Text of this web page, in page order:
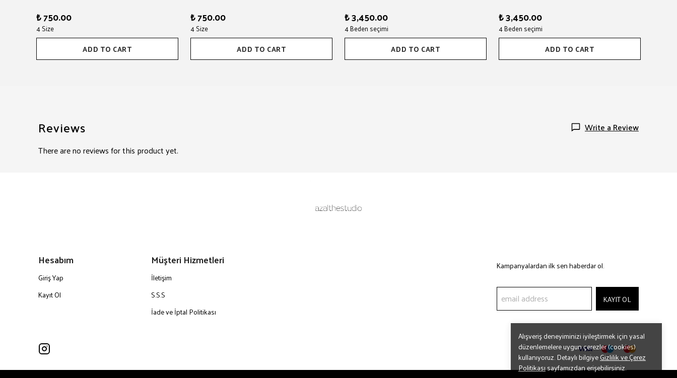
Alışveriş deneyiminizi iyileştirmek için yasal
düzenlemelere uygun çerezler (cookies)
kullanıyoruz. Detaylı bilgiyeGizlilik ve Çerez
Politikasısayfamızdan erişebilirsiniz.
₺ 750.00
4 Size
ADD TO CART
₺ 750.00
4 Size
ADD TO CART
₺ 3,450.00
4 Beden seçimi
ADD TO CART
₺ 3,450.00
4 Beden seçimi
ADD TO CART
Reviews
Write a Review
There are no reviews for this product yet.
Hesabım
Giriş Yap
Kayıt Ol
Müşteri Hizmetleri
İletişim
S.S.S
İade ve İptal Politikası
Kampanyalardan ilk sen haberdar ol.
KAYIT OL